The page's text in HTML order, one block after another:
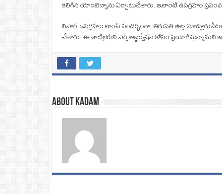
కలిగిన యాంటెన్నాను ఏర్పాటుచేశారు. ఇలాంటి ఉపగ్రహం
నిసార్‌ ఉపగ్రహం లాంచ్‌ సందర్భంగా, తిరుపతి జిల్లా
చేశారు. ఈ శాటిలైట్‌ని ఎర్త్‌ అబ్జర్వేషన్‌ కోసం
About Kadam